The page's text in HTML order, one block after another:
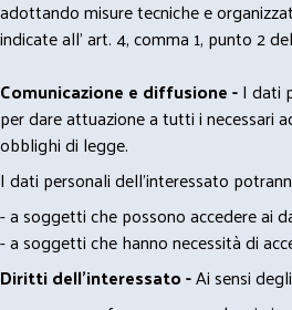
adottando misure tecniche e
indicate all' art. 4, comma 1, punto 2
Comunicazione e diffusione -I dati
per dare attuazione a tutti i necessari
obblighi di legge.
I dati personali dell’interessato
- a soggetti che possono accedere ai
- a soggetti che hanno necessità di
Diritti dell’interessato -Ai sensi